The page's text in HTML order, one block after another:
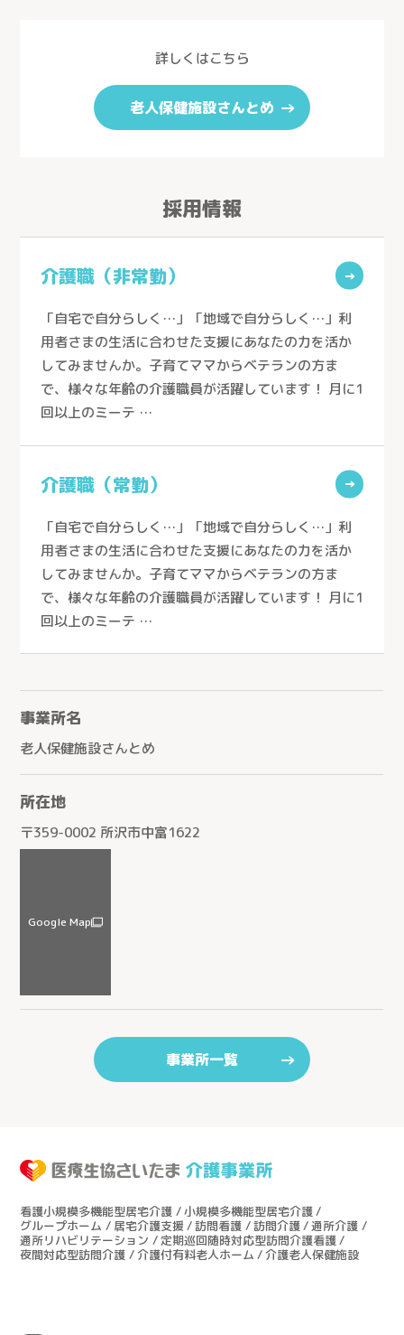
医療生協さいたまの介護
サービス紹介
看護小規模多機能型居宅介護
小規模多機能型居宅介護
グループホーム
訪問看護
訪問介護
通所介護
定期巡回随時対応型訪問介護看護
介護付有料老人ホーム
介護老人保健施設
事業所を探すトップ
ケアセンターきょうどう（川口市）
ケアセンターとこしん（所沢市）
ケアセンターさきたま（行田市）
熊谷生協ケアセンター（熊谷市）
生協ちちぶケアステーション（秩父市）
ケアセンターかがやき（川口市）
ケアステーションかしの木（草加市）
医療生協さいたまふじみ野ケアセンター（ふじみ野市）
ケアセンターすこやか（川口市）
ケアセンターかもがわ（上尾市）
ケアセンターひだまり（春日部市）
生協介護センターこだま（上里町）
ケアセンターはんのう（飯能市）
生協ケアセンターたかしな（川越市）
医療生協おおみやケアセンター（さいたま市）
介護付有料老人ホーム 桂の樹（所沢市）
老人保健施設みぬま（川口市）
採用情報
お知らせ
お問い合わせ
個人情報の取り扱いについて →
詳しくはこちら
老人保健施設さんとめ
採用情報
介護職（非常勤） →
「自宅で自分らしく…」「地域で自分らしく…」利
用者さまの生活に合わせた支援にあなたの力を活か
してみませんか。子育てママからベテランの方ま
で、様々な年齢の介護職員が活躍しています！ 月に1
回以上のミーテ …
介護職（常勤） →
「自宅で自分らしく…」「地域で自分らしく…」利
用者さまの生活に合わせた支援にあなたの力を活か
してみませんか。子育てママからベテランの方ま
で、様々な年齢の介護職員が活躍しています！ 月に1
回以上のミーテ …
事業所名
老人保健施設さんとめ
所在地
〒359-0002 所沢市中富1622
Google Map
事業所一覧
看護小規模多機能型居宅介護
小規模多機能型居宅介護
グループホーム
居宅介護支援 訪問看護 訪問介護
通所介護
通所リハビリテーション
定期巡回随時対応型訪問介護看護
夜間対応型訪問介護
介護付有料老人ホーム 介護老人保健施設